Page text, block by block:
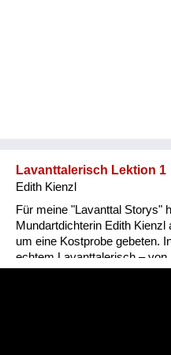
Lavanttalerisch Lektion 1
Edith Kienzl
Für meine "Lavanttal Storys"
Mundartdichterin Edith
um eine Kostprobe gebeten.
echtem Lavanttalerisch – von